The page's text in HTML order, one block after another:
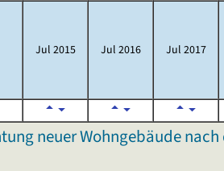
Jul 2015 Jul 2016 Jul 2017
neuer Wohngebäude